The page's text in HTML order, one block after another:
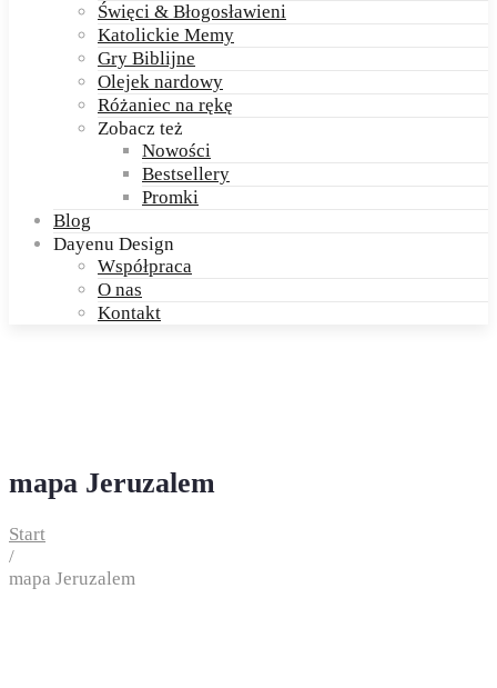
Święci & Błogosławieni
Katolickie Memy
Gry Biblijne
Olejek nardowy
Różaniec na rękę
Zobacz też
Nowości
Bestsellery
Promki
Blog
Dayenu Design
Współpraca
O nas
Kontakt
mapa Jeruzalem
Start
/
mapa Jeruzalem